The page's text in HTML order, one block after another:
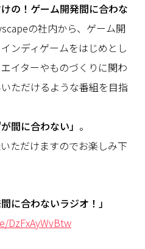
の！ゲーム開発間に合わな
の社内から、ゲーム開
ンディゲームをはじめとし
イターやものづくりに関わ
ただけるような番組を目指
間に合わない」 。
ただけますのでお楽しみ下
に合わないラジオ！」
DzFxAyWvBtw